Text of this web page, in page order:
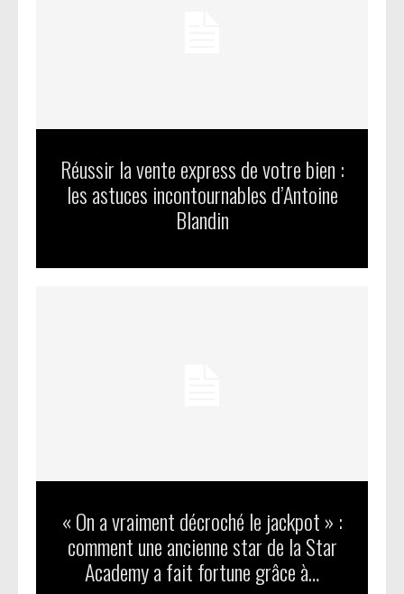
Réussir la vente express de votre bien :
les astuces incontournables d’Antoine
Blandin
« On a vraiment décroché le jackpot » :
comment une ancienne star de la Star
Academy a fait fortune grâce à…